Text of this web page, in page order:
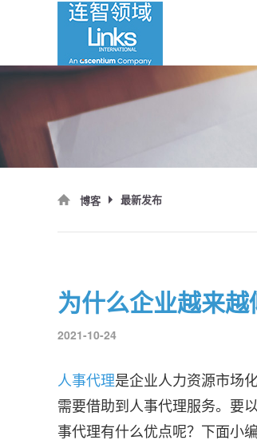
博客 最新发布
为什么企业越来越
2021-10-24
人事代理是企业人力资源市场
需要借助到人事代理服务。要
事代理有什么优点呢？下面小